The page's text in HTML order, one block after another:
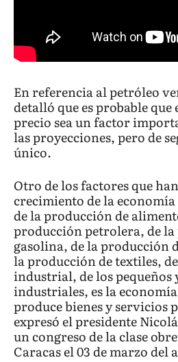
En referencia al petróleo
detalló que es probable que
precio sea un factor
las proyecciones, pero de
único.
Otro de los factores que
crecimiento de la
de la producción de
producción petrolera, de
gasolina, de la producción
la producción de textiles,
industrial, de los pequeños
industriales, es la
produce bienes y servicios
expresó el presidente
un congreso de la clase
Caracas el 03 de marzo del